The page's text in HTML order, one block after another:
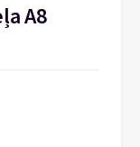
A8